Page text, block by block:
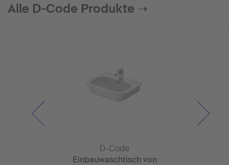
Alle D-Code Produkte ➝
D-Code
Einbauwaschtisch von